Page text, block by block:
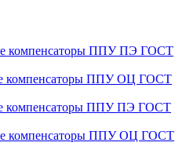
компенсаторы ППУ ПЭ ГОСТ
компенсаторы ППУ ОЦ ГОСТ
компенсаторы ППУ ПЭ ГОСТ
компенсаторы ППУ ОЦ ГОСТ